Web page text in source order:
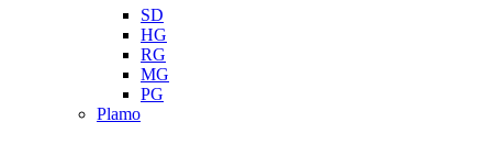
SD
HG
RG
MG
PG
Plamo